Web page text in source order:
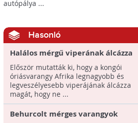
autópálya ...
Hasonló
Halálos mérgű viperának álcázza
magát a kongói óriásvarangy, hogy
meg ne támadják
Először mutatták ki, hogy a kongói
óriásvarangy Afrika legnagyobb és
legveszélyesebb viperájának álcázza
magát, hogy ne ...
Behurcolt mérges varangyok